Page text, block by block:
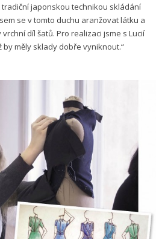
tradiční japonskou technikou skládání
se v tomto duchu aranžovat látku a
díl šatů. Pro realizaci jsme s Lucií
měly sklady dobře vyniknout.“